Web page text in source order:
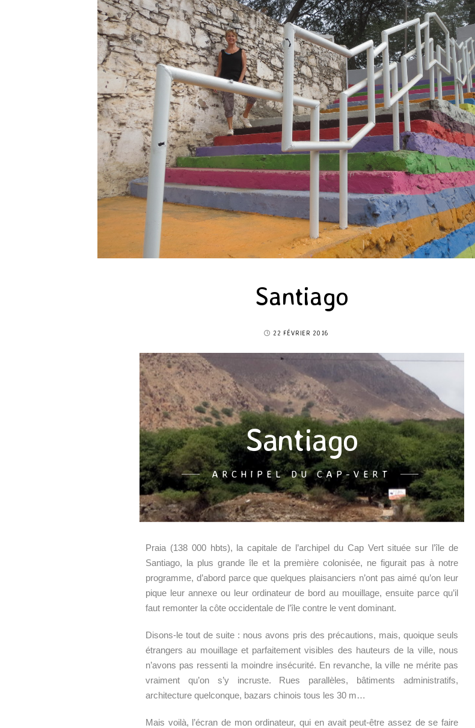
Santiago
22 FÉVRIER 2016
Santiago
ARCHIPEL DU CAP-VERT
Praia (138 000 hbts), la capitale de l’archipel du Cap Vert située sur l’île de
Santiago, la plus grande île et la première colonisée, ne figurait pas à notre
programme, d’abord parce que quelques plaisanciers n’ont pas aimé qu’on leur
pique leur annexe ou leur ordinateur de bord au mouillage, ensuite parce qu’il
faut remonter la côte occidentale de l’île contre le vent dominant.
Disons-le tout de suite : nous avons pris des précautions, mais, quoique seuls
étrangers au mouillage et parfaitement visibles des hauteurs de la ville, nous
n’avons pas ressenti la moindre insécurité. En revanche, la ville ne mérite pas
vraiment qu’on s’y incruste. Rues parallèles, bâtiments administratifs,
architecture quelconque, bazars chinois tous les 30 m…
Mais voilà, l’écran de mon ordinateur, qui en avait peut-être assez de se faire